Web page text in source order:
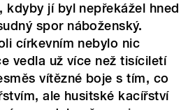
kdyby jí byl nepřekážel hned
spor náboženský.
církevním nebylo nic
vedla už více než tisíciletí
vítězné boje s tím, co
ale husitské kacířství